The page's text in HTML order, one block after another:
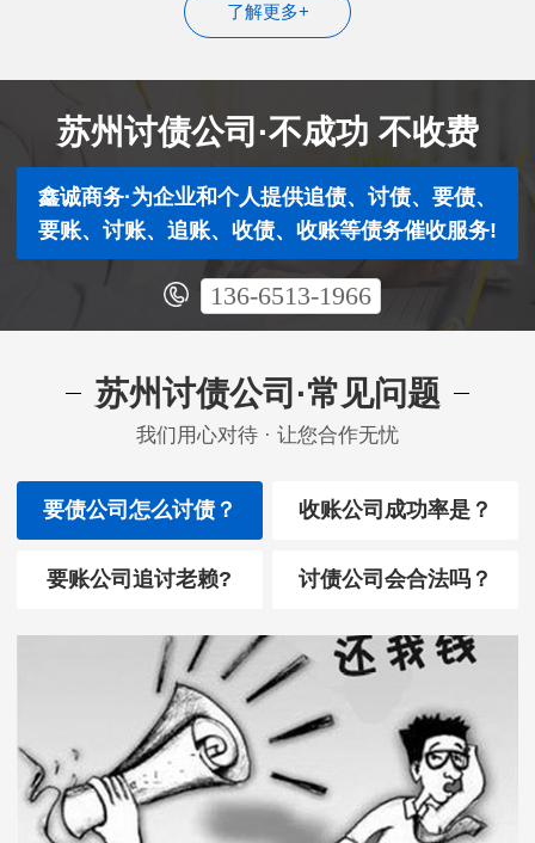
了解更多+
苏州讨债公司·不成功 不收费
鑫诚商务·为企业和个人提供追债、讨债、要债、
要账、讨账、追账、收债、收账等债务催收服务!
136-6513-1966
苏州讨债公司·常见问题
我们用心对待 · 让您合作无忧
要债公司怎么讨债？ 收账公司成功率是？
要账公司追讨老赖? 讨债公司会合法吗？